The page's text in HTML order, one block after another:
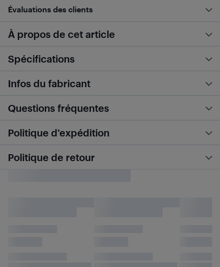
Évaluations des clients
À propos de cet article
Spécifications
Infos du fabricant
Questions fréquentes
Politique d’expédition
Politique de retour